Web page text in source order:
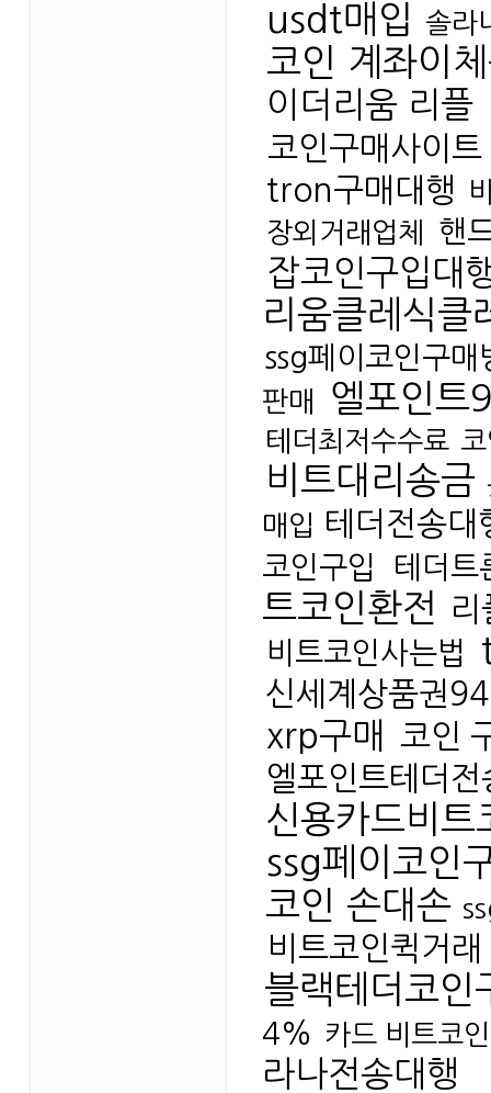
usdt매입 솔라
코인 계좌이
이더리움 리플
코인구매사이트
tron구매대행
장외거래업체
핸
잡코인구입대
리움클레식클
ssg페이코인구매
판매 엘포인트
테더최저수수료
비트대리송금
매입 테더전송대
코인구입 테더트
트코인환전 리
비트코인사는법
신세계상품권
xrp구매
코인
엘포인트테더전
신용카드비트
ssg페이코인
코인 손대손
비트코인퀵거래
블랙테더코인
4% 카드 비트코
라나전송대행